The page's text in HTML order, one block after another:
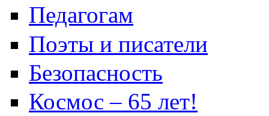
Педагогам
Поэты и писатели
Безопасность
Космос – 65 лет!